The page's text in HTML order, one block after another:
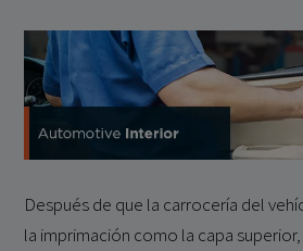
Después de que la carrocería del
la imprimación como la capa